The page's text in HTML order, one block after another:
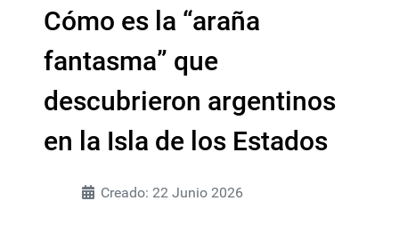
Cómo es la “araña
fantasma” que
descubrieron argentinos
en la Isla de los Estados
Creado: 22 Junio 2026